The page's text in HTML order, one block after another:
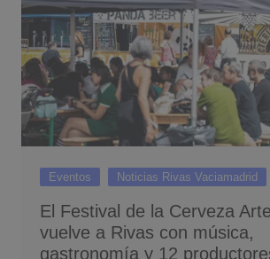
Eventos Noticias Rivas Vaciamadrid
El Festival de la Cerveza
vuelve a Rivas con música,
gastronomía y 12